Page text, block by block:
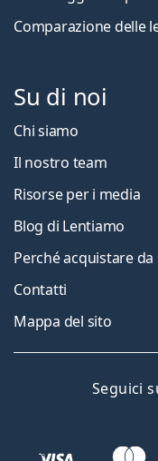
Comparazione delle
Su di noi
Chi siamo
Il nostro team
Risorse per i media
Blog di Lentiamo
Perché acquistare da
Contatti
Mappa del sito
Seguici